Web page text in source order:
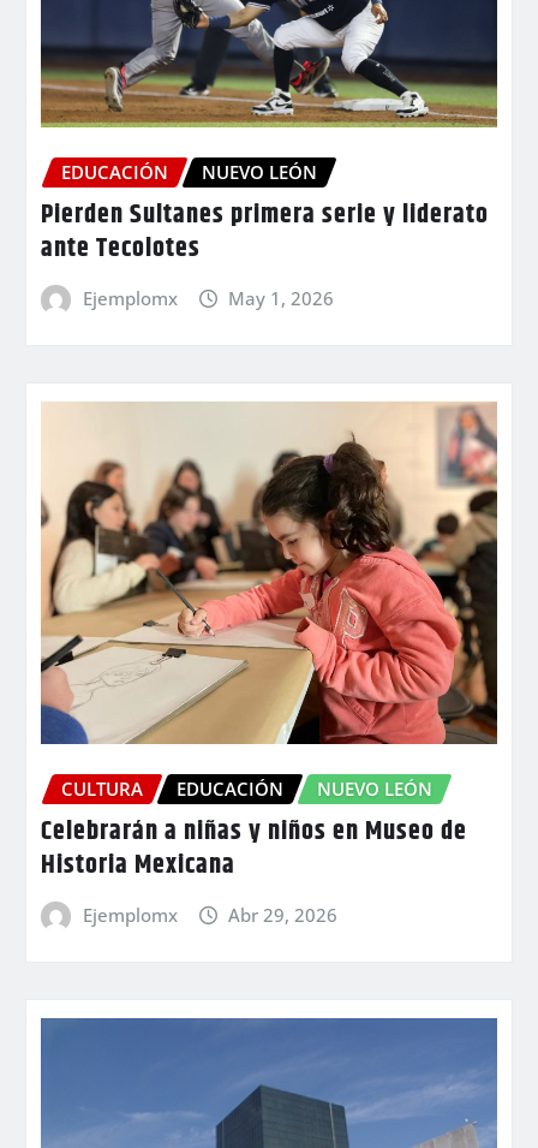
EDUCACIÓN NUEVO LEÓN
Pierden Sultanes primera serie y liderato
ante Tecolotes
Ejemplomx May 1, 2026
CULTURA EDUCACIÓN NUEVO LEÓN
Celebrarán a niñas y niños en Museo de
Historia Mexicana
Ejemplomx Abr 29, 2026